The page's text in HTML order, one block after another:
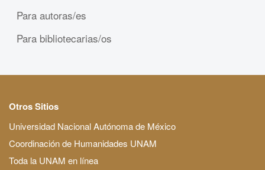
Para autoras/es
Para bibliotecarias/os
Otros Sitios
Universidad Nacional Autónoma de México
Coordinación de Humanidades UNAM
Toda la UNAM en línea